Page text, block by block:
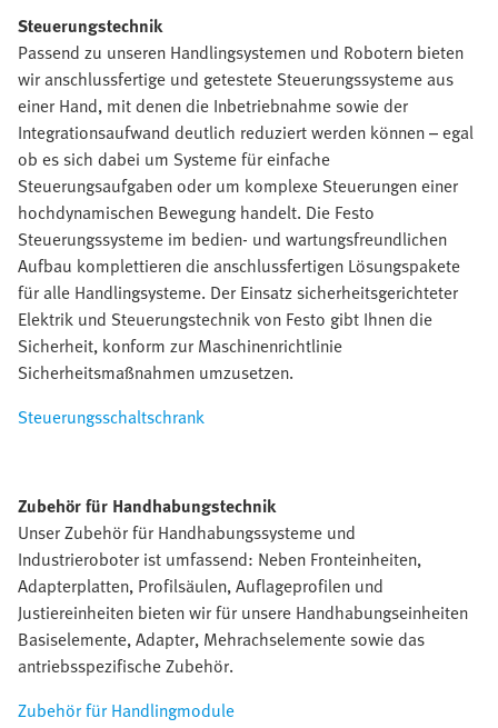
Steuerungstechnik
Passend zu unseren Handlingsystemen und Robotern bieten
wir anschlussfertige und getestete Steuerungssysteme aus
einer Hand, mit denen die Inbetriebnahme sowie der
Integrationsaufwand deutlich reduziert werden können – egal
ob es sich dabei um Systeme für einfache
Steuerungsaufgaben oder um komplexe Steuerungen einer
hochdynamischen Bewegung handelt. Die Festo
Steuerungssysteme im bedien- und wartungsfreundlichen
Aufbau komplettieren die anschlussfertigen Lösungspakete
für alle Handlingsysteme. Der Einsatz sicherheitsgerichteter
Elektrik und Steuerungstechnik von Festo gibt Ihnen die
Sicherheit, konform zur Maschinenrichtlinie
Sicherheitsmaßnahmen umzusetzen.
Steuerungsschaltschrank
Zubehör für Handhabungstechnik
Unser Zubehör für Handhabungssysteme und
Industrieroboter ist umfassend: Neben Fronteinheiten,
Adapterplatten, Profilsäulen, Auflageprofilen und
Justiereinheiten bieten wir für unsere Handhabungseinheiten
Basiselemente, Adapter, Mehrachselemente sowie das
antriebsspezifische Zubehör.
Zubehör für Handlingmodule